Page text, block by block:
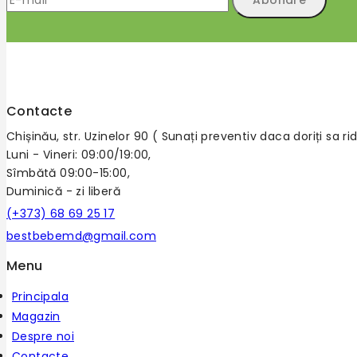
Contacte
Chișinău, str. Uzinelor 90 ( Sunați preventiv daca doriți sa
Luni - Vineri: 09:00/19:00,
Sîmbătă 09:00-15:00,
Duminică - zi liberă
(+373) 68 69 25 17
bestbebemd@gmail.com
Menu
Principala
Magazin
Despre noi